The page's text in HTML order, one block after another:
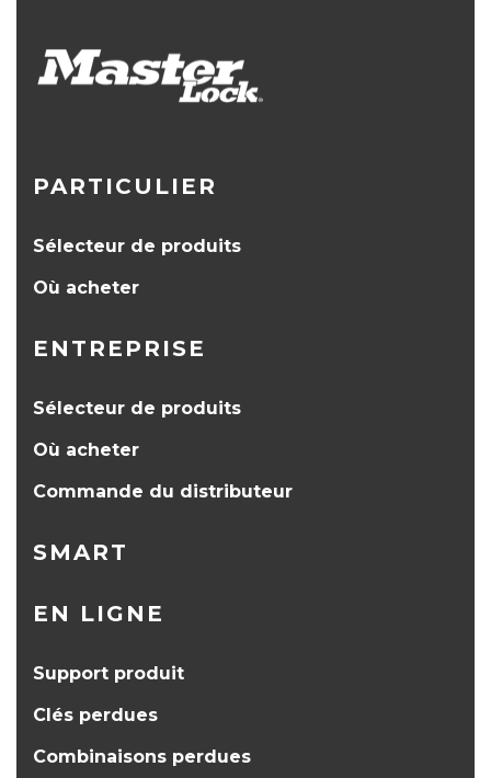
PARTICULIER
Sélecteur de produits
Où acheter
ENTREPRISE
Sélecteur de produits
Où acheter
Commande du distributeur
SMART
EN LIGNE
Support produit
Clés perdues
Combinaisons perdues